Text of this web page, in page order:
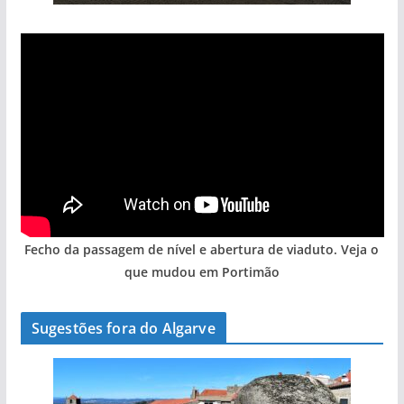
Fecho da passagem de nível e abertura de viaduto. Veja o
que mudou em Portimão
Sugestões fora do Algarve